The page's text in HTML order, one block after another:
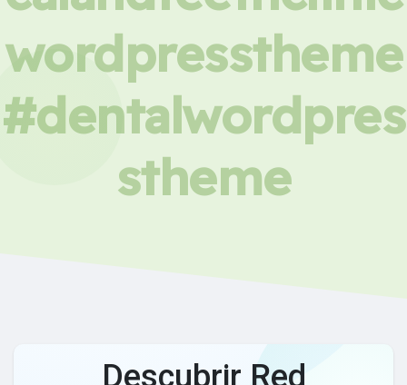
wordpresstheme
#dentalwordpres
stheme
Descubrir Red